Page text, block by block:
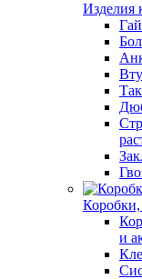
Изделия
и